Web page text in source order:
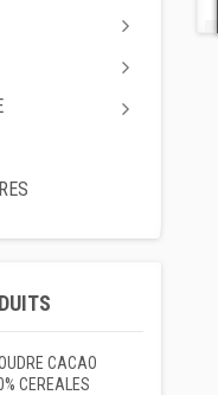
CACAO
CEREALES